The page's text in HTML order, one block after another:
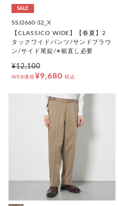
SALE
SSJ2660-32_X
【CLASSICO WIDE】【春夏】2
タックワイドパンツ/サンドブラウ
ン/サイド尾錠/※裾直し必要
¥12,100
WEB価格¥9,680 税込